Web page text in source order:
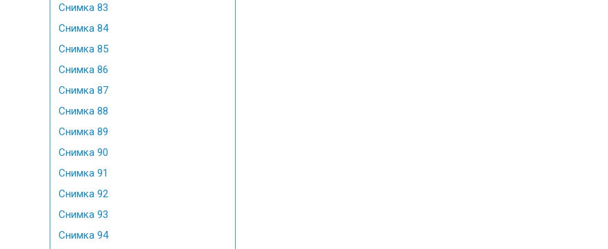
Снимка 83
Снимка 84
Снимка 85
Снимка 86
Снимка 87
Снимка 88
Снимка 89
Снимка 90
Снимка 91
Снимка 92
Снимка 93
Снимка 94